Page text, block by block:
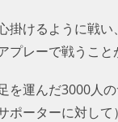
掛けるように戦
プレーで戦うこと
を運んだ3000人
ポーターに対して